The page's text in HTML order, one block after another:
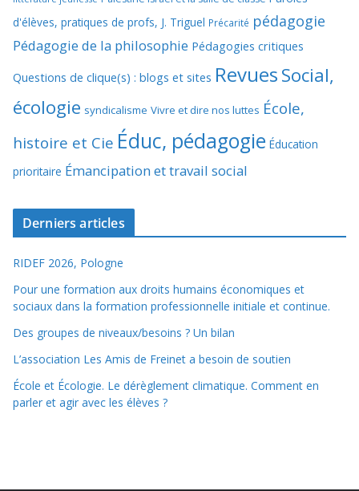
d'élèves, pratiques de profs, J. Triguel Précarité pédagogie
Pédagogie de la philosophie Pédagogies critiques
Questions de clique(s) : blogs et sites RevuesSocial,
écologie syndicalisme Vivre et dire nos luttes École,
histoire et Cie Éduc, pédagogie Éducation
prioritaire Émancipation et travail social
Derniers articles
RIDEF 2026, Pologne
Pour une formation aux droits humains économiques et
sociaux dans la formation professionnelle initiale et continue.
Des groupes de niveaux/besoins ? Un bilan
L’association Les Amis de Freinet a besoin de soutien
École et Écologie. Le dérèglement climatique. Comment en
parler et agir avec les élèves ?